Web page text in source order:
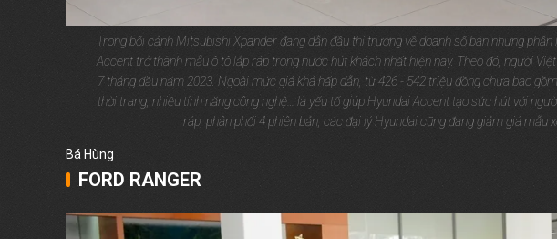
Trong bối cảnh Mitsubishi Xpander đang dẫn đầu thị trường về doanh số bán nhưng
Accent trở thành mẫu ô tô lắp ráp trong nước hút khách nhất hiện nay. Theo đó, người
7 tháng đầu năm 2023. Ngoài mức giá khá hấp dẫn, từ 426 - 542 triệu đồng chưa bao
thời trang, nhiều tính năng công nghệ… là yếu tố giúp Hyundai Accent tạo sức hút với
ráp, phân phối 4 phiên bản, các đại lý Hyundai cũng đang giảm giá mẫu
Bá Hùng
FORD RANGER